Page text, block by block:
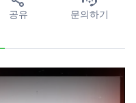
공유
문의하기